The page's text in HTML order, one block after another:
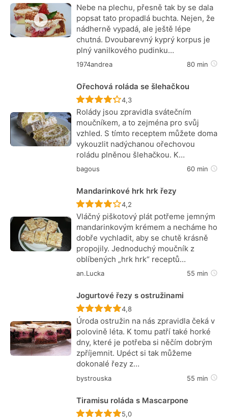
Nebe na plechu, přesně tak by se dala
popsat tato propadlá buchta. Nejen, že
nádherně vypadá, ale ještě lépe
chutná. Dvoubarevný kyprý korpus je
plný vanilkového pudinku…
1974andrea 80 min
Ořechová roláda se šlehačkou
Recept ještě nebyl hodnocen
4,3
Rolády jsou zpravidla svátečním
moučníkem, a to zejména pro svůj
vzhled. S tímto receptem můžete doma
vykouzlit nadýchanou ořechovou
roládu plněnou šlehačkou. K…
bagous 60 min
Mandarinkové hrk hrk řezy
Recept ještě nebyl hodnocen
4,2
Vláčný piškotový plát potřeme jemným
mandarinkovým krémem a necháme ho
dobře vychladit, aby se chutě krásně
propojily. Jednoduchý moučník z
oblíbených „hrk hrk“ receptů…
an.Lucka 55 min
Jogurtové řezy s ostružinami
Recept ještě nebyl hodnocen
4,8
Úroda ostružin na nás zpravidla čeká v
polovině léta. K tomu patří také horké
dny, které je potřeba si něčím dobrým
zpříjemnit. Upéct si tak můžeme
dokonalé řezy z…
bystrouska 55 min
Tiramisu roláda s Mascarpone
Recept ještě nebyl hodnocen
5,0